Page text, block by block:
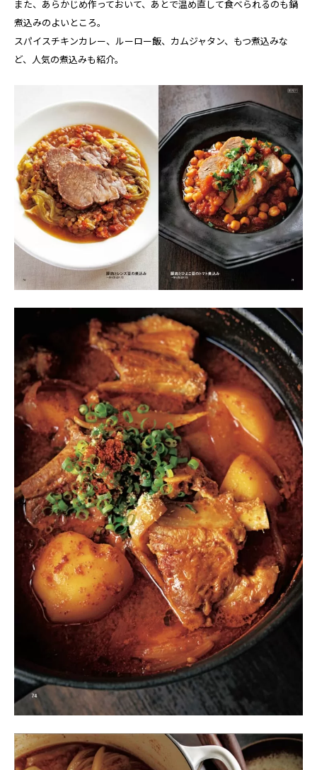
また、あらかじめ作っておいて、あとで温め直して食べられるのも鍋
煮込みのよいところ。
スパイスチキンカレー、ルーロー飯、カムジャタン、もつ煮込みな
ど、人気の煮込みも紹介。